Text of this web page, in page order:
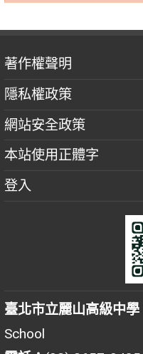
著作權聲明
隱私權政策
網站安全政策
本站使用正體字
登入
臺北市立麗山高級中學
School